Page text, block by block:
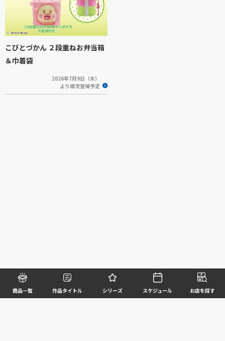
商品一覧 作品タイトル シリーズ スケジュール お店を探す
こびとづかん ２段重ねお弁当箱
＆巾着袋
2026年7月9日（木）
より順次登場予定